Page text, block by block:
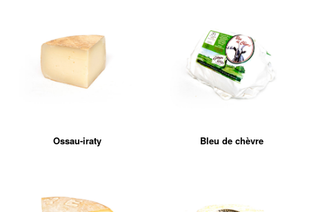
Ossau-iraty Bleu de chèvre